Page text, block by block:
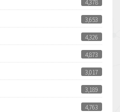
4,378
3,653
4,326
4,873
3,017
3,189
4,763